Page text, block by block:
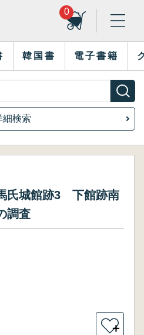
0
韓国書 電子書籍
細検索
氏城館跡3 下館跡南
調査
＋